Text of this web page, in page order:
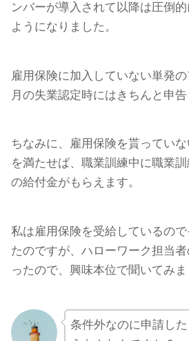
ンバーが導入されて以降は圧倒
ようになりました。
雇用保険に加入していない単発
月の失業認定時にはきちんと申告
ちなみに、雇用保険を貰ってい
を満たせば、職業訓練中に職業
の給付金がもらえます。
私は雇用保険を受給しているの
たのですが、ハローワーク担当
ったので、興味本位で聞いてみま
条件外なのに申請し